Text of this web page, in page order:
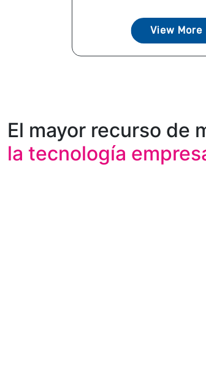
View More
El mayor recurso de
la tecnología